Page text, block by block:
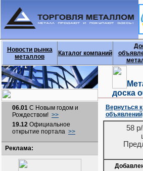
Новости рынка
металлов
Каталог компаний
06.01 С Новым годом и
Рождеством! >>
19.12 Официальное
открытие портала >>
Реклама:
доска
Вернуться
объявлений
58